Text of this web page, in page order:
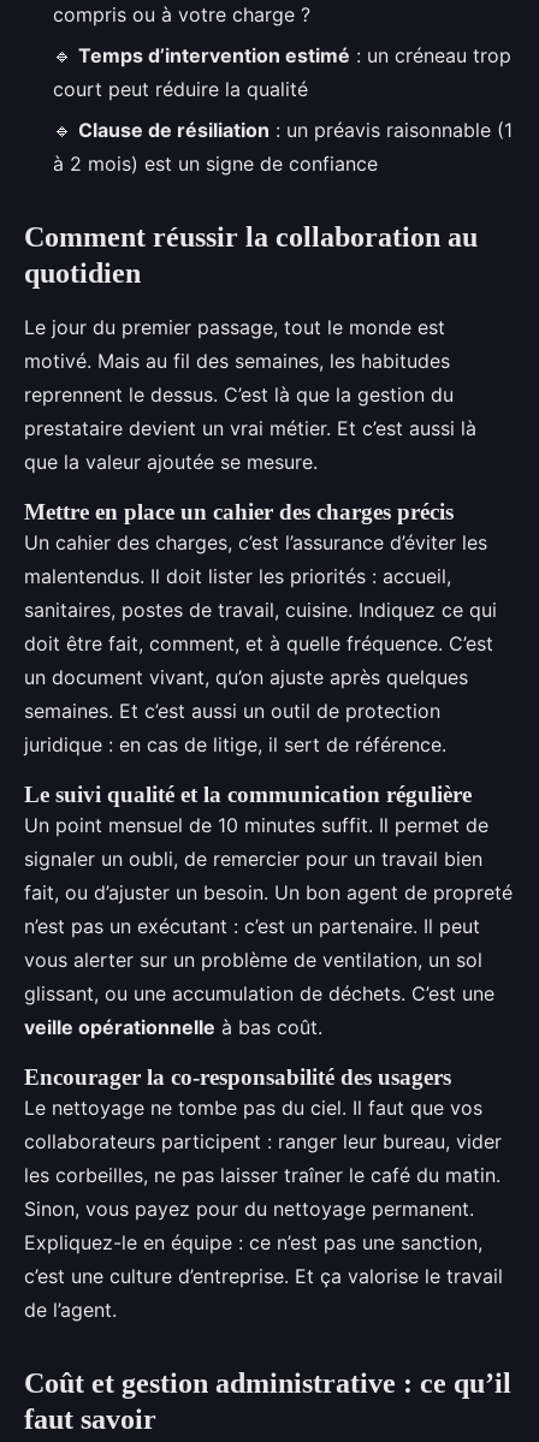
compris ou à votre charge ?
🔹 Temps d’intervention estimé : un créneau trop
court peut réduire la qualité
🔹 Clause de résiliation : un préavis raisonnable (1
à 2 mois) est un signe de confiance
Comment réussir la collaboration au
quotidien
Le jour du premier passage, tout le monde est
motivé. Mais au fil des semaines, les habitudes
reprennent le dessus. C’est là que la gestion du
prestataire devient un vrai métier. Et c’est aussi là
que la valeur ajoutée se mesure.
Mettre en place un cahier des charges précis
Un cahier des charges, c’est l’assurance d’éviter les
malentendus. Il doit lister les priorités : accueil,
sanitaires, postes de travail, cuisine. Indiquez ce qui
doit être fait, comment, et à quelle fréquence. C’est
un document vivant, qu’on ajuste après quelques
semaines. Et c’est aussi un outil de protection
juridique : en cas de litige, il sert de référence.
Le suivi qualité et la communication régulière
Un point mensuel de 10 minutes suffit. Il permet de
signaler un oubli, de remercier pour un travail bien
fait, ou d’ajuster un besoin. Un bon agent de propreté
n’est pas un exécutant : c’est un partenaire. Il peut
vous alerter sur un problème de ventilation, un sol
glissant, ou une accumulation de déchets. C’est une
veille opérationnelle à bas coût.
Encourager la co-responsabilité des usagers
Le nettoyage ne tombe pas du ciel. Il faut que vos
collaborateurs participent : ranger leur bureau, vider
les corbeilles, ne pas laisser traîner le café du matin.
Sinon, vous payez pour du nettoyage permanent.
Expliquez-le en équipe : ce n’est pas une sanction,
c’est une culture d’entreprise. Et ça valorise le travail
de l’agent.
Coût et gestion administrative : ce qu’il
faut savoir